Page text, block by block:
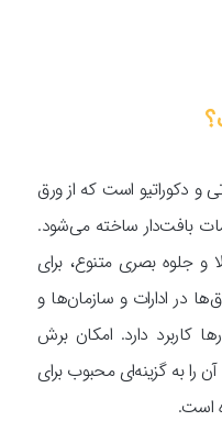
و دکوراتیو است که از ورق
بافت‌دار ساخته می‌شود.
و جلوه بصری متنوع، برای
در ادارات و سازمان‌ها و
کاربرد دارد. امکان برش
را به گزینه‌ای محبوب برای
است.